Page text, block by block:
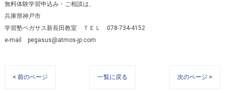
無料体験学習申込み・ご相談は、
兵庫県神戸市
学習塾ペガサス新長田教室 ＴＥＬ 078-734-4152
e-mail pegasus@atmos-jp.com
< 前のページ 一覧に戻る 次のページ >